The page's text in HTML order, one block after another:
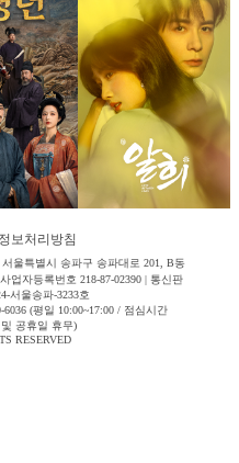
보처리방침
울특별시 송파구 송파대로 201, B동
업자등록번호 218-87-02390 | 통신판
서울송파-3233호
6036 (평일 10:00~17:00 / 점심시간
및 공휴일 휴무)
RESERVED